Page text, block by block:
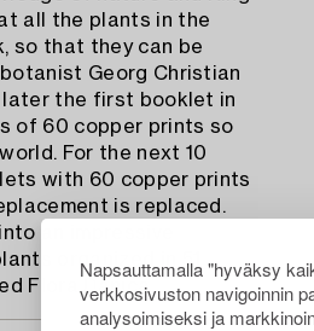
Napsauttamalla "hyväksy
verkkosivuston navigoinnin
analysoimiseksi ja
all the plants in the
so that they can be
Georg Christian
later the first booklet in
of 60 copper prints so
For the next 10
with 60 copper prints
is replaced.
an impressive
organized in 51
Flora Danica.